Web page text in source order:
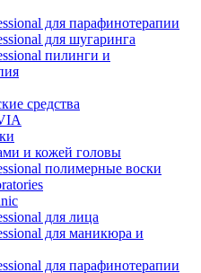
для парафинотерапии
для шугаринга
пилинги и
средства
и кожей головы
полимерные воски
для лица
для маникюра и
для парафинотерапии